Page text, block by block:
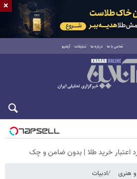
تماس با ما درباره ما تبلیغات آرشیو
و هنری ادبیات
×